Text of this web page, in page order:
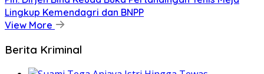
Lingkup Kemendagri dan BNPP
View More
Berita Kriminal